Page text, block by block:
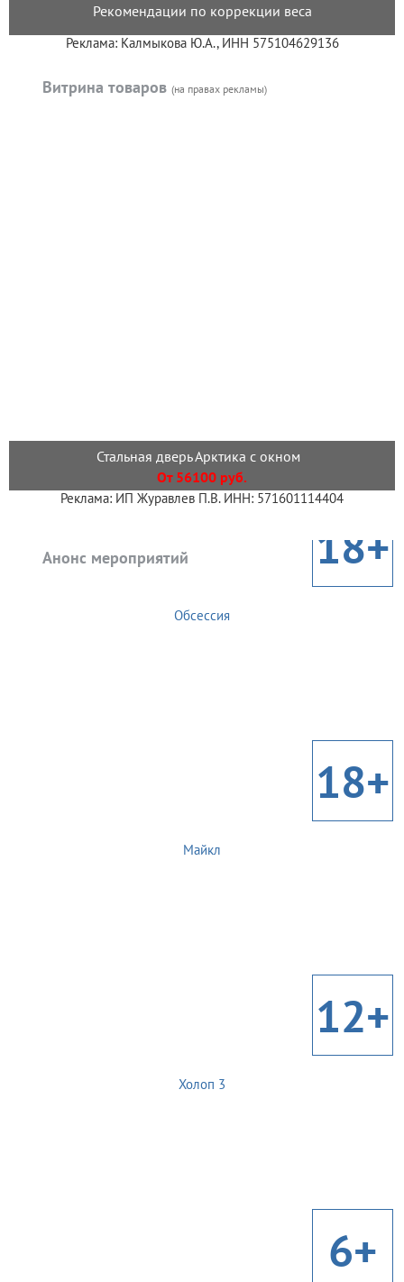
Рекомендации по коррекции веса
Реклама: Калмыкова Ю.А., ИНН 575104629136
Витрина товаров (на правах рекламы)
Стальная дверь Арктика с окном
От 56100 руб.
Реклама: ИП Журавлев П.В. ИНН: 571601114404
Анонс мероприятий 18+
Обсессия
18+
Майкл
12+
Холоп 3
6+